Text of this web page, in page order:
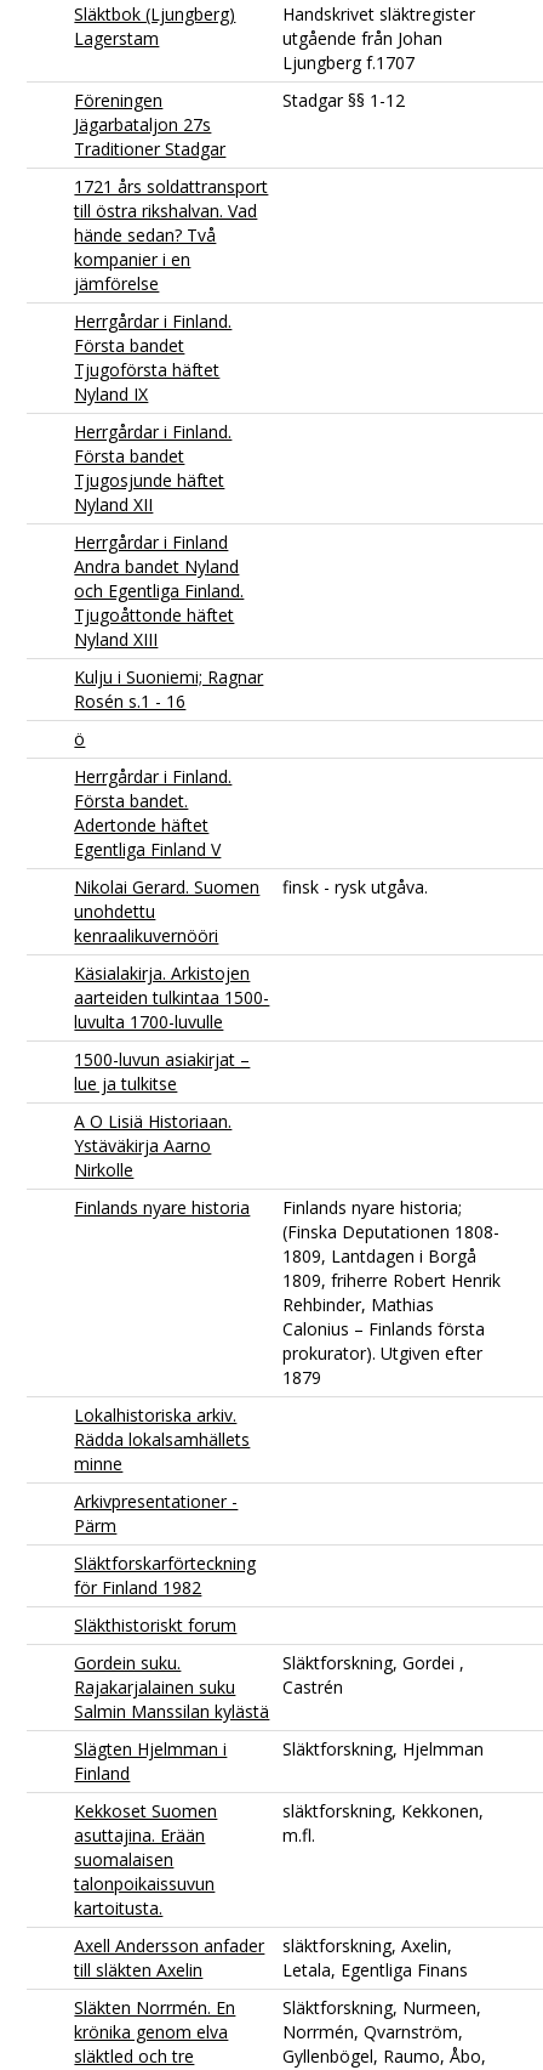
Släktbok (Ljungberg)
Lagerstam
Handskrivet släktregister
utgående från Johan
Ljungberg f.1707
Föreningen
Jägarbataljon 27s
Traditioner Stadgar
Stadgar §§ 1-12
1721 års soldattransport
till östra rikshalvan. Vad
hände sedan? Två
kompanier i en
jämförelse
Herrgårdar i Finland.
Första bandet
Tjugoförsta häftet
Nyland IX
Herrgårdar i Finland.
Första bandet
Tjugosjunde häftet
Nyland XII
Herrgårdar i Finland
Andra bandet Nyland
och Egentliga Finland.
Tjugoåttonde häftet
Nyland XIII
Kulju i Suoniemi; Ragnar
Rosén s.1 - 16
ö
Herrgårdar i Finland.
Första bandet.
Adertonde häftet
Egentliga Finland V
Nikolai Gerard. Suomen
unohdettu
kenraalikuvernööri
finsk - rysk utgåva.
Käsialakirja. Arkistojen
aarteiden tulkintaa 1500-
luvulta 1700-luvulle
1500-luvun asiakirjat –
lue ja tulkitse
A O Lisiä Historiaan.
Ystäväkirja Aarno
Nirkolle
Finlands nyare historia
Finlands nyare historia;
(Finska Deputationen 1808-
1809, Lantdagen i Borgå
1809, friherre Robert Henrik
Rehbinder, Mathias
Calonius – Finlands första
prokurator). Utgiven efter
1879
Lokalhistoriska arkiv.
Rädda lokalsamhällets
minne
Arkivpresentationer -
Pärm
Släktforskarförteckning
för Finland 1982
Släkthistoriskt forum
Gordein suku.
Rajakarjalainen suku
Salmin Manssilan kylästä
Släktforskning, Gordei ,
Castrén
Slägten Hjelmman i
Finland
Släktforskning, Hjelmman
Kekkoset Suomen
asuttajina. Erään
suomalaisen
talonpoikaissuvun
kartoitusta.
släktforskning, Kekkonen,
m.fl.
Axell Andersson anfader
till släkten Axelin
släktforskning, Axelin,
Letala, Egentliga Finans
Släkten Norrmén. En
krönika genom elva
släktled och tre
Släktforskning, Nurmeen,
Norrmén, Qvarnström,
Gyllenbögel, Raumo, Åbo,